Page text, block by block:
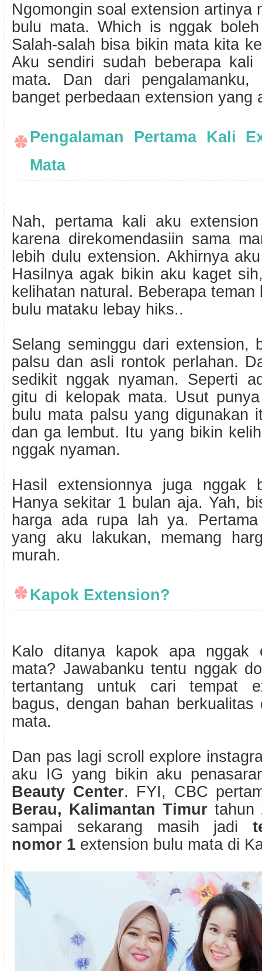
Ngomongin soal extension artinya
bulu mata. Which is nggak
Salah-salah bisa bikin mata kita
Aku sendiri sudah beberapa kali
mata. Dan dari pengalamanku,
banget perbedaan extension yang
Pengalaman Pertama Kali
Mata
Nah, pertama kali aku
karena direkomendasiin sama
lebih dulu extension. Akhirnya
Hasilnya agak bikin aku kaget
kelihatan natural. Beberapa teman
bulu mataku lebay hiks..
Selang seminggu dari extension,
palsu dan asli rontok perlahan.
sedikit nggak nyaman. Seperti
gitu di kelopak mata. Usut
bulu mata palsu yang digunakan
dan ga lembut. Itu yang bikin
nggak nyaman.
Hasil extensionnya juga nggak
Hanya sekitar 1 bulan aja. Yah,
harga ada rupa lah ya.
yang aku lakukan, memang
murah.
Kapok Extension?
Kalo ditanya kapok apa nggak
mata? Jawabanku tentu nggak
tertantang untuk cari tempat
bagus, dengan bahan
mata.
Dan pas lagi scroll explore
aku IG yang bikin aku
Beauty Center. FYI, CBC
Berau, Kalimantan Timur tahun
sampai sekarang masih jadi
nomor 1 extension bulu mata di